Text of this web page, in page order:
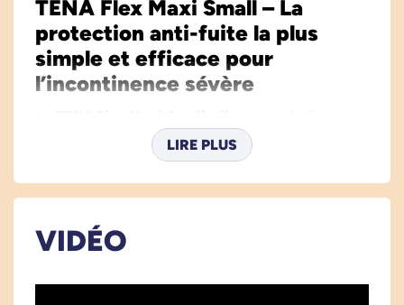
TENA Flex Maxi Small – La
protection anti-fuite la plus
simple et efficace pour
l’incontinence sévère
hautement performante et confortable pour
gérer l’incontinence urinaire sévère, disponible
pour les hommes et les femmes. Ce change
associe sécurité maximale, facilité d’utilisation et
aux personnes présentant une mobilité réduite,
LIRE PLUS
VIDÉO